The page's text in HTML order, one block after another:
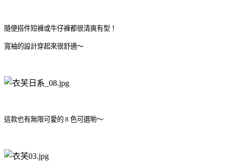
隨便搭件短褲或牛仔褲都很清爽有型！
寬袖的設計穿起來很舒適～
這款也有無限可愛的 8 色可選喲～